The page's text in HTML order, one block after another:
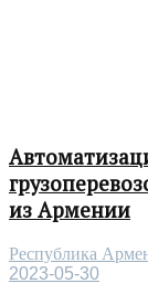
из Армении
Республика
2023-05-30